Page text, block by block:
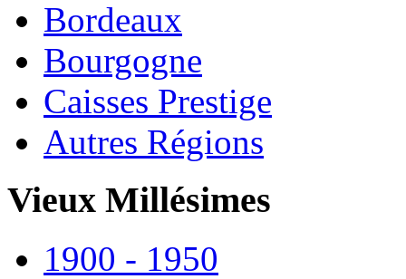
Bordeaux
Bourgogne
Caisses Prestige
Autres Régions
Vieux Millésimes
1900 - 1950